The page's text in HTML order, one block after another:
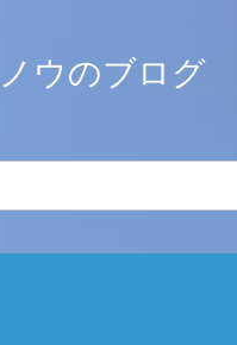
ウのブログ